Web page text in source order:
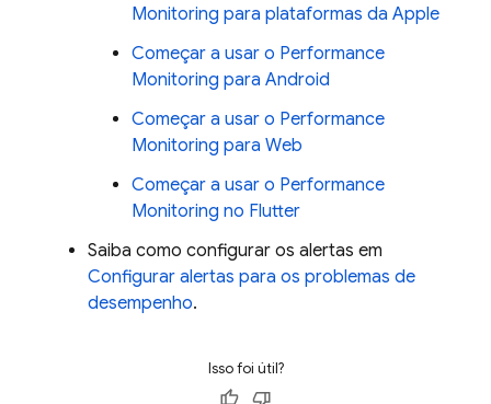
Monitoring para plataformas da Apple
Começar a usar o Performance
Monitoring para Android
Começar a usar o Performance
Monitoring para Web
Começar a usar o Performance
Monitoring no Flutter
Saiba como configurar os alertas em
Configurar alertas para os problemas de
desempenho.
Isso foi útil?